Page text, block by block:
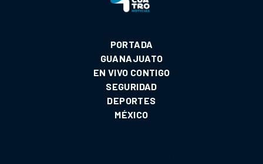
PORTADA
GUANAJUATO
EN VIVO CONTIGO
SEGURIDAD
DEPORTES
MÉXICO